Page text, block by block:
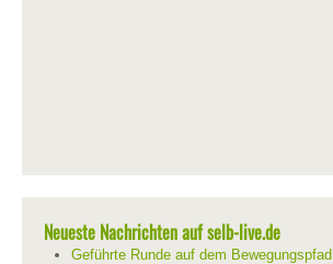
Neueste Nachrichten auf selb-live.de
Geführte Runde auf dem Bewegungspfad